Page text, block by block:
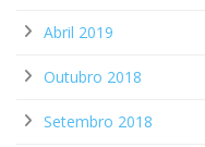
Abril 2019
Outubro 2018
Setembro 2018